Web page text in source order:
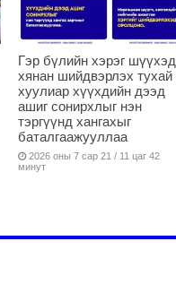
Гэр бүлийн хэрэг шүүхэд
хянан шийдвэрлэх тухай
хуулиар хүүхдийн дээд
ашиг сонирхлыг нэн
тэргүүнд хангахыг
баталгаажууллаа
2026 оны 7 сар 21 / 11 цаг 42
минут